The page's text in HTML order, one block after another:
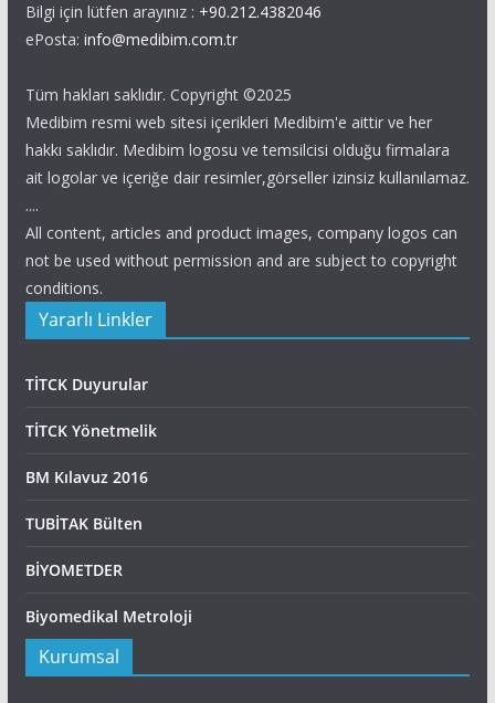
Bilgi için lütfen arayınız : +90.212.4382046
ePosta: info@medibim.com.tr
Tüm hakları saklıdır. Copyright ©2025
Medibim resmi web sitesi içerikleri Medibim'e aittir ve her
hakkı saklıdır. Medibim logosu ve temsilcisi olduğu firmalara
ait logolar ve içeriğe dair resimler,görseller izinsiz kullanılamaz.
....
All content, articles and product images, company logos can
not be used without permission and are subject to copyright
conditions.
Yararlı Linkler
TİTCK Duyurular
TİTCK Yönetmelik
BM Kılavuz 2016
TUBİTAK Bülten
BİYOMETDER
Biyomedikal Metroloji
Kurumsal